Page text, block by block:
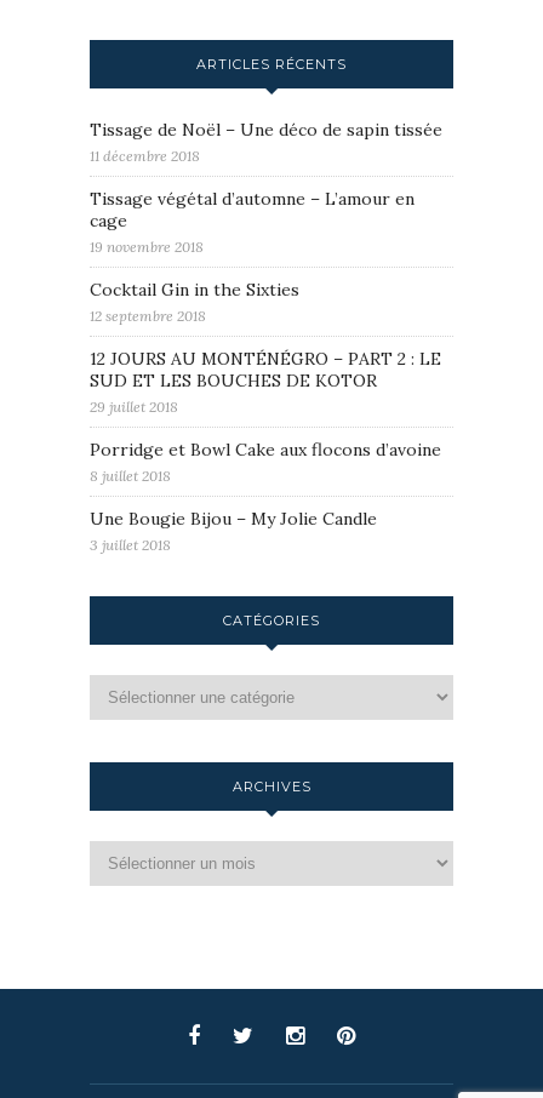
ARTICLES RÉCENTS
Tissage de Noël – Une déco de sapin tissée
11 décembre 2018
Tissage végétal d’automne – L’amour en
cage
19 novembre 2018
Cocktail Gin in the Sixties
12 septembre 2018
12 JOURS AU MONTÉNÉGRO – PART 2 : LE
SUD ET LES BOUCHES DE KOTOR
29 juillet 2018
Porridge et Bowl Cake aux flocons d’avoine
8 juillet 2018
Une Bougie Bijou – My Jolie Candle
3 juillet 2018
CATÉGORIES
ARCHIVES